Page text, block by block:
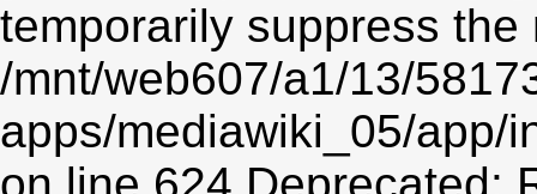
temporarily suppress the
/mnt/web607/a1/13/
apps/mediawiki_05/app/